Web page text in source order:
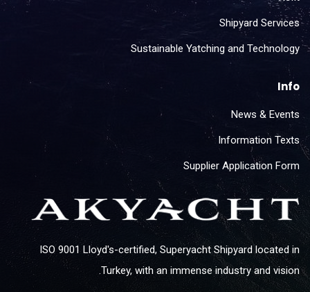
ISO 9001 Lloyd's-certified, Superyacht Shipyard located in
Turkey, with an immense industry and vision.
Shipyard Services
Sustainable Yatching and Technology
Info
News & Events
Information Texts
Supplier Application Form